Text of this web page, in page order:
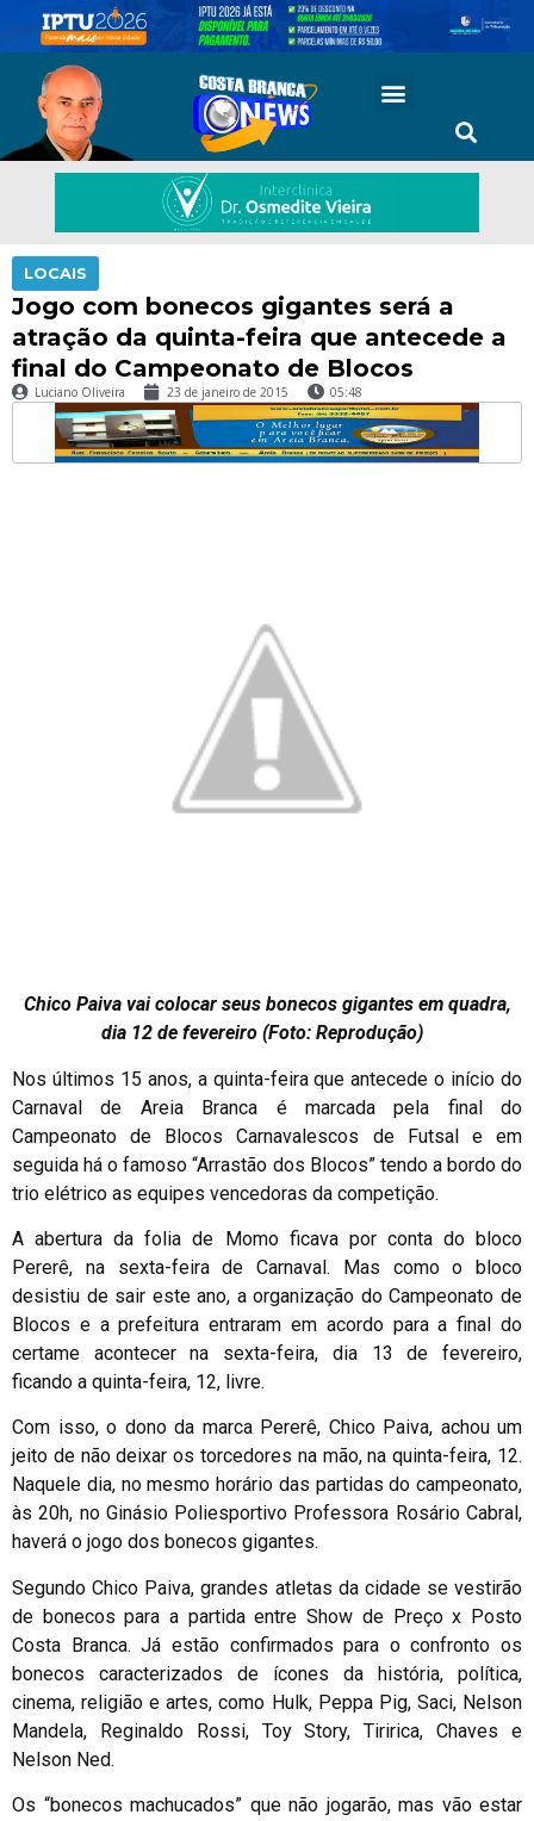
LOCAIS
Jogo com bonecos gigantes será a
atração da quinta-feira que antecede a
final do Campeonato de Blocos
Luciano Oliveira 23 de janeiro de 2015 05:48
Chico Paiva vai colocar seus bonecos gigantes em quadra,
dia 12 de fevereiro (Foto: Reprodução)
Nos últimos 15 anos, a quinta-feira que antecede o início do
Carnaval de Areia Branca é marcada pela final do
Campeonato de Blocos Carnavalescos de Futsal e em
seguida há o famoso “Arrastão dos Blocos” tendo a bordo do
trio elétrico as equipes vencedoras da competição.
A abertura da folia de Momo ficava por conta do bloco
Pererê, na sexta-feira de Carnaval. Mas como o bloco
desistiu de sair este ano, a organização do Campeonato de
Blocos e a prefeitura entraram em acordo para a final do
certame acontecer na sexta-feira, dia 13 de fevereiro,
ficando a quinta-feira, 12, livre.
Com isso, o dono da marca Pererê, Chico Paiva, achou um
jeito de não deixar os torcedores na mão, na quinta-feira, 12.
Naquele dia, no mesmo horário das partidas do campeonato,
às 20h, no Ginásio Poliesportivo Professora Rosário Cabral,
haverá o jogo dos bonecos gigantes.
Segundo Chico Paiva, grandes atletas da cidade se vestirão
de bonecos para a partida entre Show de Preço x Posto
Costa Branca. Já estão confirmados para o confronto os
bonecos caracterizados de ícones da história, política,
cinema, religião e artes, como Hulk, Peppa Pig, Saci, Nelson
Mandela, Reginaldo Rossi, Toy Story, Tiririca, Chaves e
Nelson Ned.
Os “bonecos machucados” que não jogarão, mas vão estar